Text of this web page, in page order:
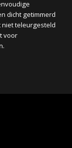
dicht getimmerd
niet teleurgesteld
voor